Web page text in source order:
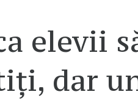
elevii
dar